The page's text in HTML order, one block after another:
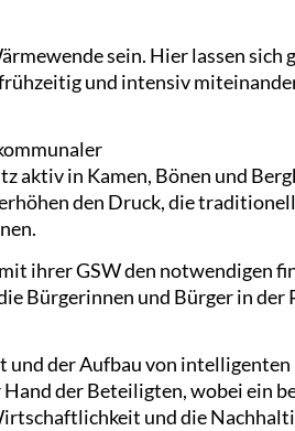
sein. Hier lassen sich
und intensiv
aktiv in Kamen, Bönen und
den Druck, die
ihrer GSW den notwendigen
Bürgerinnen und Bürger in der
und der Aufbau von intelligenten
der Beteiligten, wobei ein
und die